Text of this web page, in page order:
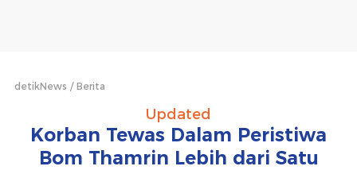
detikNews Berita
Updated
Korban Tewas Dalam Peristiwa
Bom Thamrin Lebih dari Satu